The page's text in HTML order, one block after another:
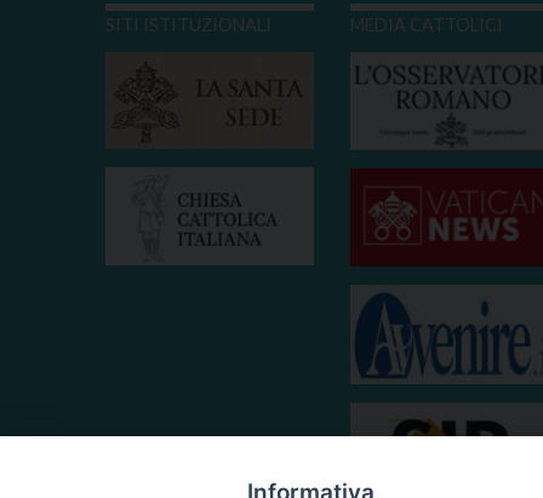
SITI ISTITUZIONALI MEDIA CATTOLICI